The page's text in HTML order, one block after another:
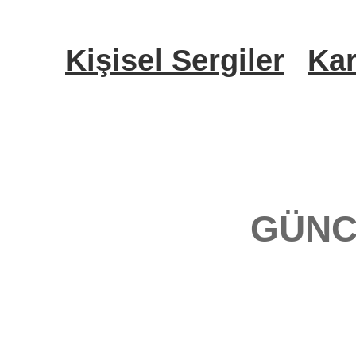
Kişisel Sergiler